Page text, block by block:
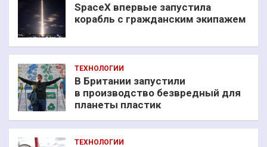
SpaceX впервые запустила
корабль с гражданским экипажем
ТЕХНОЛОГИИ
В Британии запустили
в производство безвредный для
планеты пластик
ТЕХНОЛОГИИ